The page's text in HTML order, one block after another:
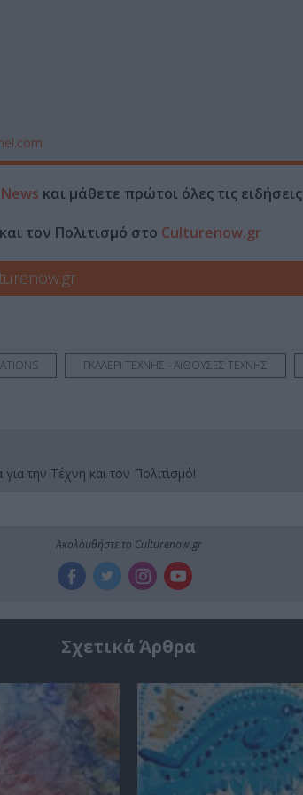
και μάθετε πρώτοι όλες τις ειδήσεις
τον Πολιτισμό στο Culturenow.gr
ΓΚΑΛΕΡΙ ΤΕΧΝΗΣ - ΑΙΘΟΥΣΕΣ ΤΕΧΝΗΣ
την Τέχνη και τον Πολιτισμό!
Ακολουθήστε το Culturenow.gr
Σχετικά Άρθρα